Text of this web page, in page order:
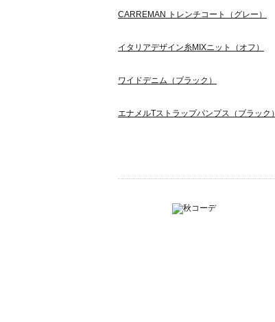
CARREMAN トレンチコート（グレー）
イタリアデザイン糸MIXニット（オフ）
ワイドデニム（ブラック）
エナメルTストラップパンプス（ブラック）